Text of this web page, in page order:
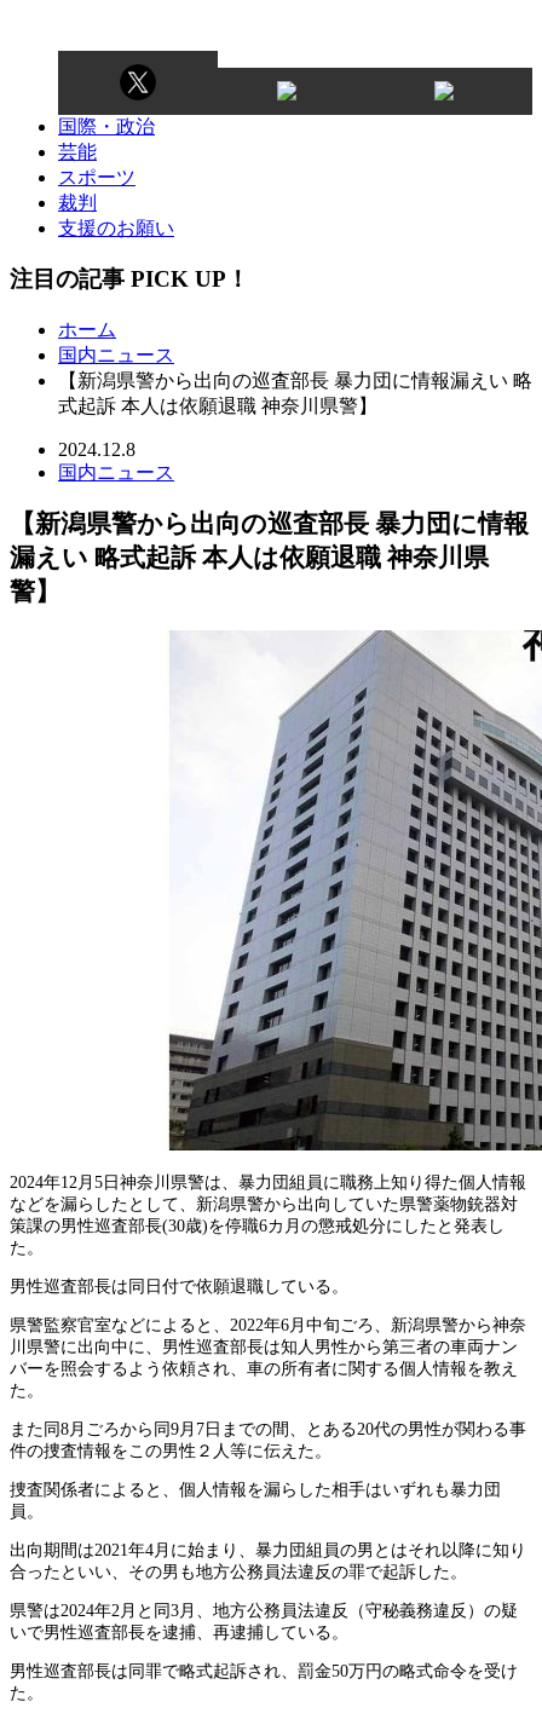
国際・政治
芸能
スポーツ
裁判
支援のお願い
注目の記事 PICK UP！
ホーム
国内ニュース
【新潟県警から出向の巡査部長 暴力団に情報漏えい 略
式起訴 本人は依願退職 神奈川県警】
2024.12.8
国内ニュース
【新潟県警から出向の巡査部長 暴力団に情報
漏えい 略式起訴 本人は依願退職 神奈川県
警】
2024年12月5日神奈川県警は、暴力団組員に職務上知り得た個人情報
などを漏らしたとして、新潟県警から出向していた県警薬物銃器対
策課の男性巡査部長(30歳)を停職6カ月の懲戒処分にしたと発表し
た。
男性巡査部長は同日付で依願退職している。
県警監察官室などによると、2022年6月中旬ごろ、新潟県警から神奈
川県警に出向中に、男性巡査部長は知人男性から第三者の車両ナン
バーを照会するよう依頼され、車の所有者に関する個人情報を教え
た。
また同8月ごろから同9月7日までの間、とある20代の男性が関わる事
件の捜査情報をこの男性２人等に伝えた。
捜査関係者によると、個人情報を漏らした相手はいずれも暴力団
員。
出向期間は2021年4月に始まり、暴力団組員の男とはそれ以降に知り
合ったといい、その男も地方公務員法違反の罪で起訴した。
県警は2024年2月と同3月、地方公務員法違反（守秘義務違反）の疑
いで男性巡査部長を逮捕、再逮捕している。
男性巡査部長は同罪で略式起訴され、罰金50万円の略式命令を受け
た。